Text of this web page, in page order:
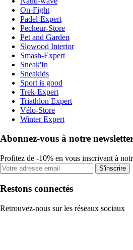
On-Fight
Padel-Expert
Pecheur-Store
Pet and Garden
Slowood Interior
Smash-Expert
Sneak'In
Sneakids
Sport is good
Trek-Expert
Triathlon Expert
Vélo-Store
Winter Expert
Abonnez-vous à notre
Profitez de -10% en vous inscrivant à
S'inscrire
Restons connectés
Retrouvez-nous sur les réseaux sociaux